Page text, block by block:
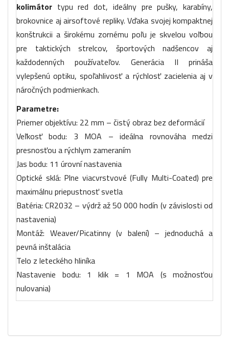
kolimátor typu red dot, ideálny pre pušky, karabíny,
brokovnice aj airsoftové repliky. Vďaka svojej kompaktnej
konštrukcii a širokému zornému poľu je skvelou voľbou
pre taktických strelcov, športových nadšencov aj
každodenných používateľov. Generácia II prináša
vylepšenú optiku, spoľahlivosť a rýchlosť zacielenia aj v
náročných podmienkach.
Parametre:
Priemer objektívu: 22 mm – čistý obraz bez deformácií
Veľkosť bodu: 3 MOA – ideálna rovnováha medzi
presnosťou a rýchlym zameraním
Jas bodu: 11 úrovní nastavenia
Optické sklá: Plne viacvrstvové (Fully Multi-Coated) pre
maximálnu priepustnosť svetla
Batéria: CR2032 – výdrž až 50 000 hodín (v závislosti od
nastavenia)
Montáž: Weaver/Picatinny (v balení) – jednoduchá a
pevná inštalácia
Telo z leteckého hliníka
Nastavenie bodu: 1 klik = 1 MOA (s možnosťou
nulovania)